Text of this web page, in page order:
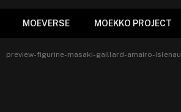
MOEVERSE MOEKKO PROJECT
preview-figurine-masaki-gaillard-amairo-